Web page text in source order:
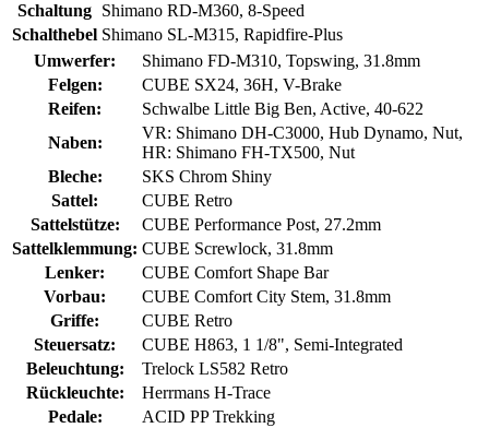
Schaltung Shimano RD-M360, 8-Speed
Schalthebel Shimano SL-M315, Rapidfire-Plus
Umwerfer:
Shimano FD-M310, Topswing, 31.8mm
Felgen:
CUBE SX24, 36H, V-Brake
Reifen:
Schwalbe Little Big Ben, Active, 40-622
Naben:
VR: Shimano DH-C3000, Hub Dynamo, Nut,
HR: Shimano FH-TX500, Nut
Bleche:
SKS Chrom Shiny
Sattel:
CUBE Retro
Sattelstütze:
CUBE Performance Post, 27.2mm
Sattelklemmung: CUBE Screwlock, 31.8mm
Lenker:
CUBE Comfort Shape Bar
Vorbau:
CUBE Comfort City Stem, 31.8mm
Griffe:
CUBE Retro
Steuersatz:
CUBE H863, 1 1/8", Semi-Integrated
Beleuchtung:
Trelock LS582 Retro
Rückleuchte:
Herrmans H-Trace
Pedale:
ACID PP Trekking